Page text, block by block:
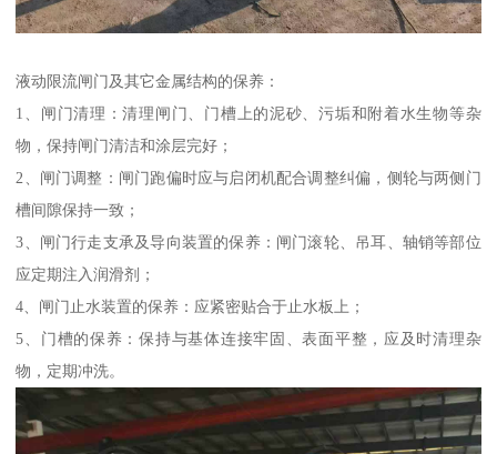
液动限流闸门及其它金属结构的保养：
1、闸门清理：清理闸门、门槽上的泥砂、污垢和附着水生物等杂
物，保持闸门清洁和涂层完好；
2、闸门调整：闸门跑偏时应与启闭机配合调整纠偏，侧轮与两侧门
槽间隙保持一致；
3、闸门行走支承及导向装置的保养：闸门滚轮、吊耳、轴销等部位
应定期注入润滑剂；
4、闸门止水装置的保养：应紧密贴合于止水板上；
5、门槽的保养：保持与基体连接牢固、表面平整，应及时清理杂
物，定期冲洗。